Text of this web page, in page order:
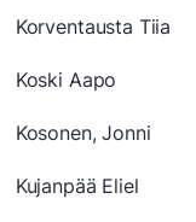
Korventausta Tiia
Koski Aapo
Kosonen, Jonni
Kujanpää Eliel